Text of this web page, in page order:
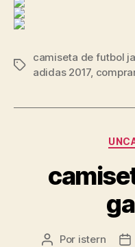
Etiquetas
camiseta de futbol
adidas 2017,
Autor
Por istern